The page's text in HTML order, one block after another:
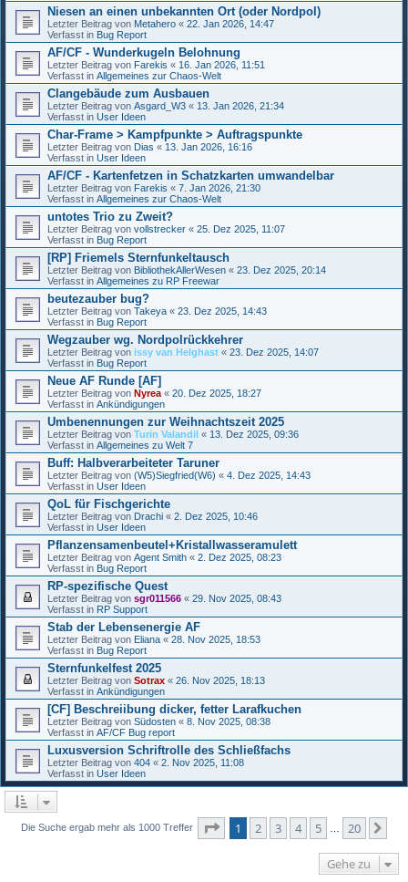
Niesen an einen unbekannten Ort (oder Nordpol)
Letzter Beitrag von Metahero « 22. Jan 2026, 14:47
Verfasst in Bug Report
AF/CF - Wunderkugeln Belohnung
Letzter Beitrag von Farekis « 16. Jan 2026, 11:51
Verfasst in Allgemeines zur Chaos-Welt
Clangebäude zum Ausbauen
Letzter Beitrag von Asgard_W3 « 13. Jan 2026, 21:34
Verfasst in User Ideen
Char-Frame > Kampfpunkte > Auftragspunkte
Letzter Beitrag von Dias « 13. Jan 2026, 16:16
Verfasst in User Ideen
AF/CF - Kartenfetzen in Schatzkarten umwandelbar
Letzter Beitrag von Farekis « 7. Jan 2026, 21:30
Verfasst in Allgemeines zur Chaos-Welt
untotes Trio zu Zweit?
Letzter Beitrag von vollstrecker « 25. Dez 2025, 11:07
Verfasst in Bug Report
[RP] Friemels Sternfunkeltausch
Letzter Beitrag von BibliothekAllerWesen « 23. Dez 2025, 20:14
Verfasst in Allgemeines zu RP Freewar
beutezauber bug?
Letzter Beitrag von Takeya « 23. Dez 2025, 14:43
Verfasst in Bug Report
Wegzauber wg. Nordpolrückkehrer
Letzter Beitrag von issy van Helghast « 23. Dez 2025, 14:07
Verfasst in Bug Report
Neue AF Runde [AF]
Letzter Beitrag von Nyrea « 20. Dez 2025, 18:27
Verfasst in Ankündigungen
Umbenennungen zur Weihnachtszeit 2025
Letzter Beitrag von Turin Valandil « 13. Dez 2025, 09:36
Verfasst in Allgemeines zu Welt 7
Buff: Halbverarbeiteter Taruner
Letzter Beitrag von (W5)Siegfried(W6) « 4. Dez 2025, 14:43
Verfasst in User Ideen
QoL für Fischgerichte
Letzter Beitrag von Drachi « 2. Dez 2025, 10:46
Verfasst in User Ideen
Pflanzensamenbeutel+Kristallwasseramulett
Letzter Beitrag von Agent Smith « 2. Dez 2025, 08:23
Verfasst in Bug Report
RP-spezifische Quest
Letzter Beitrag von sgr011566 « 29. Nov 2025, 08:43
Verfasst in RP Support
Stab der Lebensenergie AF
Letzter Beitrag von Eliana « 28. Nov 2025, 18:53
Verfasst in Bug Report
Sternfunkelfest 2025
Letzter Beitrag von Sotrax « 26. Nov 2025, 18:13
Verfasst in Ankündigungen
[CF] Beschreiibung dicker, fetter Larafkuchen
Letzter Beitrag von Südosten « 8. Nov 2025, 08:38
Verfasst in AF/CF Bug report
Luxusversion Schriftrolle des Schließfachs
Letzter Beitrag von 404 « 2. Nov 2025, 11:08
Verfasst in User Ideen
Die Suche ergab mehr als 1000 Treffer Seite von
1 2 3 4 5 20
Gehe zu